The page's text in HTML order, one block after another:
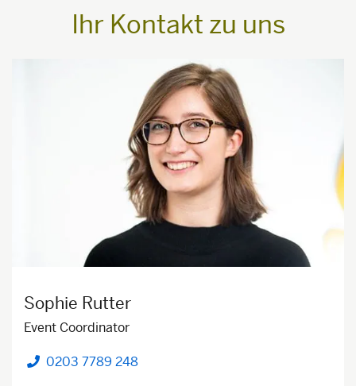
Ihr Kontakt zu uns
Sophie Rutter
Event Coordinator
Telefon
0203 7789 248